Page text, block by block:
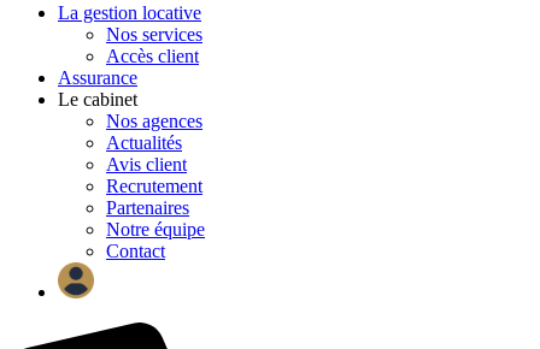
La gestion locative
Nos services
Accès client
Assurance
Le cabinet
Nos agences
Actualités
Avis client
Recrutement
Partenaires
Notre équipe
Contact